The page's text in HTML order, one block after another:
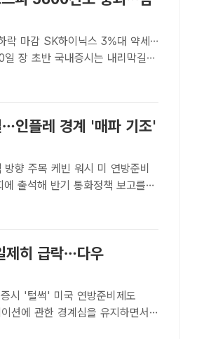
락 마감 SK하이닉스 3%대 약세…
자] 미국 연방준비제도(Fed·연준)
인플레 경계 '매파 기조'
미 연방준비
출석해 반기 통화정책 보고를
] 미국 연방준비제도(Fed·연준)
제히 급락…다우
연방준비제도
션에 관한 경계심을 유지하면서
더팩트ㅣ김정산 기자] 미국 연방